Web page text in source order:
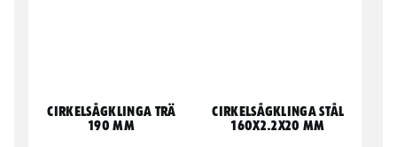
Cirkelsågklinga trä
190 mm
Cirkelsågklinga stål
160x2.2x20 mm